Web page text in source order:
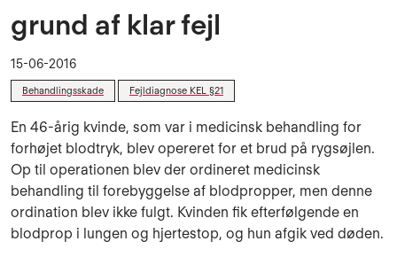
grund af klar fejl
15-06-2016
Behandlingsskade Fejldiagnose KEL §21
En 46-årig kvinde, som var i medicinsk behandling for
forhøjet blodtryk, blev opereret for et brud på rygsøjlen.
Op til operationen blev der ordineret medicinsk
behandling til forebyggelse af blodpropper, men denne
ordination blev ikke fulgt. Kvinden fik efterfølgende en
blodprop i lungen og hjertestop, og hun afgik ved døden.